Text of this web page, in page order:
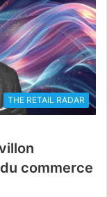
THE RETAIL RADAR
commerce